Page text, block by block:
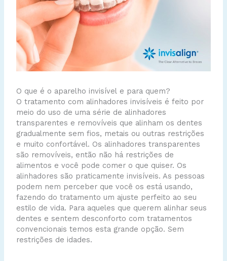
O que é o aparelho invisível e para quem?
O tratamento com alinhadores invisíveis é feito por
meio do uso de uma série de alinhadores
transparentes e removíveis que alinham os dentes
gradualmente sem fios, metais ou outras restrições
e muito confortável. Os alinhadores transparentes
são removíveis, então não há restrições de
alimentos e você pode comer o que quiser. Os
alinhadores são praticamente invisíveis. As pessoas
podem nem perceber que você os está usando,
fazendo do tratamento um ajuste perfeito ao seu
estilo de vida. Para aqueles que querem alinhar seus
dentes e sentem desconforto com tratamentos
convencionais temos esta grande opção. Sem
restrições de idades.